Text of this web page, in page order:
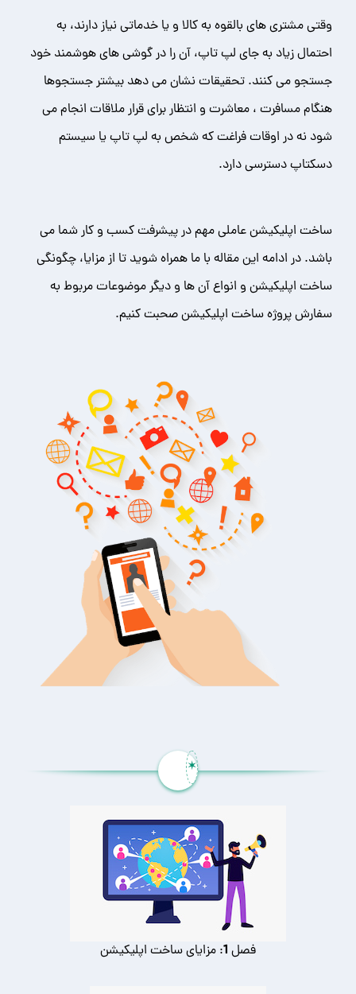
وقتی مشتری های بالقوه به کالا و یا خدماتی نیاز دارند، به
احتمال زیاد به جای لپ تاپ، آن را در گوشی های هوشمند خود
جستجو می کنند. تحقیقات نشان می دهد بیشتر جستجوها
هنگام مسافرت ، معاشرت و انتظار برای قرار ملاقات انجام می
شود نه در اوقات فراغت که شخص به لپ تاپ یا سیستم
دسکتاپ دسترسی دارد.
ساخت اپلیکیشن عاملی مهم در پیشرفت کسب و کار شما می
باشد. در ادامه این مقاله با ما همراه شوید تا از مزایا، چگونگی
ساخت اپلیکیشن و انواع آن ها و دیگر موضوعات مربوط به
سفارش پروژه ساخت اپلیکیشن صحبت کنیم.
✶
فصل 1: مزایای ساخت اپلیکیشن